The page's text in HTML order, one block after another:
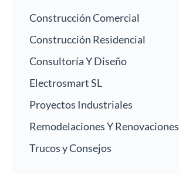
Construcción Comercial
Construcción Residencial
Consultoría Y Diseño
Electrosmart SL
Proyectos Industriales
Remodelaciones Y Renovaciones
Trucos y Consejos